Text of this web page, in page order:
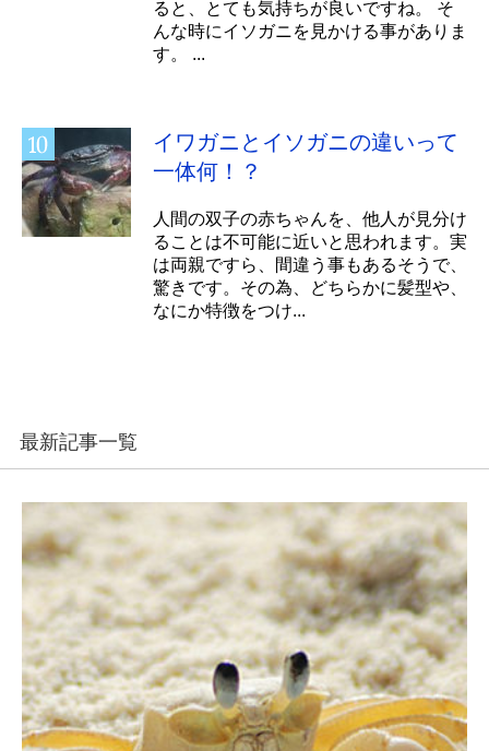
ると、とても気持ちが良いですね。 そ
んな時にイソガニを見かける事がありま
す。 ...
イワガニとイソガニの違いって
一体何！？
人間の双子の赤ちゃんを、他人が見分け
ることは不可能に近いと思われます。実
は両親ですら、間違う事もあるそうで、
驚きです。その為、どちらかに髪型や、
なにか特徴をつけ...
最新記事一覧